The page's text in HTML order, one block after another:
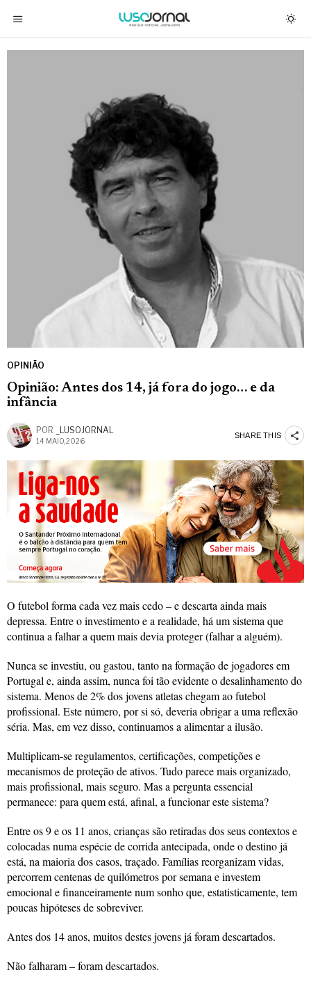
OPINIÃO
Opinião: Antes dos 14, já fora do jogo… e da
infância
POR _LUSOJORNAL
14 MAIO, 2026
SHARE THIS
O futebol forma cada vez mais cedo – e descarta ainda mais
depressa. Entre o investimento e a realidade, há um sistema que
continua a falhar a quem mais devia proteger (falhar a alguém).
Nunca se investiu, ou gastou, tanto na formação de jogadores em
Portugal e, ainda assim, nunca foi tão evidente o desalinhamento do
sistema. Menos de 2% dos jovens atletas chegam ao futebol
profissional. Este número, por si só, deveria obrigar a uma reflexão
séria. Mas, em vez disso, continuamos a alimentar a ilusão.
Multiplicam-se regulamentos, certificações, competições e
mecanismos de proteção de ativos. Tudo parece mais organizado,
mais profissional, mais seguro. Mas a pergunta essencial
permanece: para quem está, afinal, a funcionar este sistema?
Entre os 9 e os 11 anos, crianças são retiradas dos seus contextos e
colocadas numa espécie de corrida antecipada, onde o destino já
está, na maioria dos casos, traçado. Famílias reorganizam vidas,
percorrem centenas de quilómetros por semana e investem
emocional e financeiramente num sonho que, estatisticamente, tem
poucas hipóteses de sobreviver.
Antes dos 14 anos, muitos destes jovens já foram descartados.
Não falharam – foram descartados.